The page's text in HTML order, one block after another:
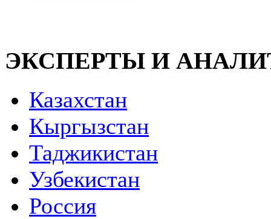
ЭКСПЕРТЫ И
Казахстан
Кыргызстан
Таджикистан
Узбекистан
Россия